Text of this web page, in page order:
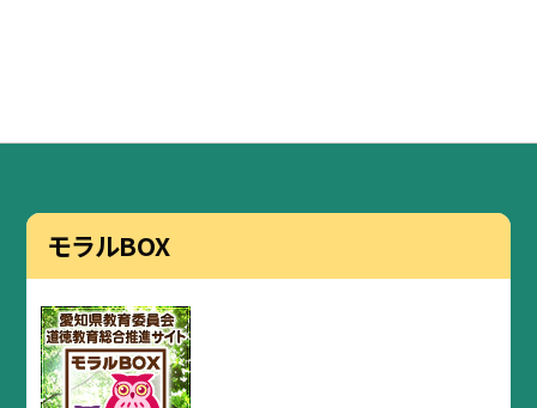
モラルBOX